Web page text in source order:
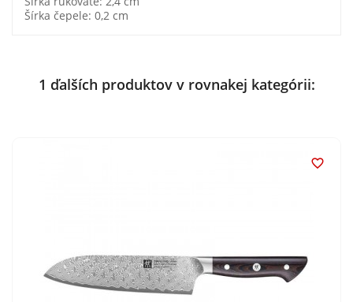
Šírka čepele: 0,2 cm
1 ďalších produktov v rovnakej kategórii:
